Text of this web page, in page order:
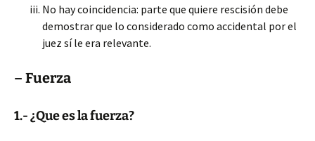
No hay coincidencia: parte que quiere rescisión debe
demostrar que lo considerado como accidental por el
juez sí le era relevante.
– Fuerza
1.- ¿Que es la fuerza?